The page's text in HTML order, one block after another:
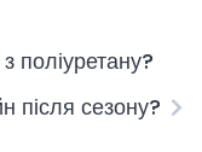
поліуретану?
після сезону?